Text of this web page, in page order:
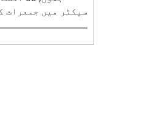
سیکٹر میں جمعرات